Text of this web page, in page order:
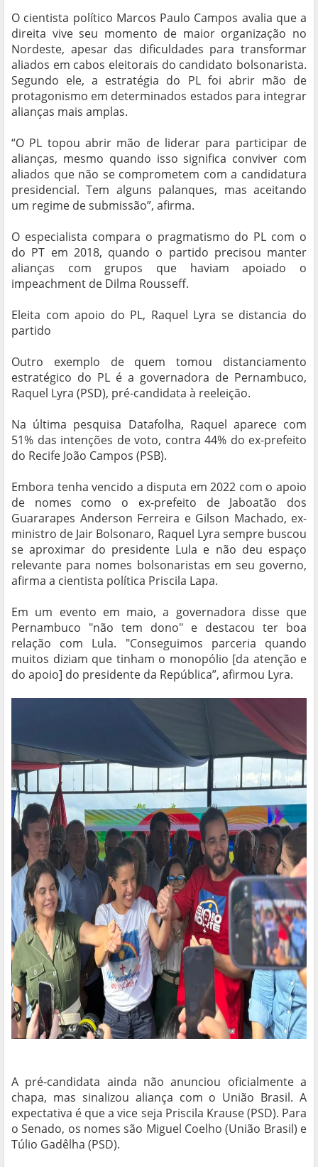
O cientista político Marcos Paulo Campos avalia que a
direita vive seu momento de maior organização no
Nordeste, apesar das dificuldades para transformar
aliados em cabos eleitorais do candidato bolsonarista.
Segundo ele, a estratégia do PL foi abrir mão de
protagonismo em determinados estados para integrar
alianças mais amplas.
“O PL topou abrir mão de liderar para participar de
alianças, mesmo quando isso significa conviver com
aliados que não se comprometem com a candidatura
presidencial. Tem alguns palanques, mas aceitando
um regime de submissão”, afirma.
O especialista compara o pragmatismo do PL com o
do PT em 2018, quando o partido precisou manter
alianças com grupos que haviam apoiado o
impeachment de Dilma Rousseff.
Eleita com apoio do PL, Raquel Lyra se distancia do
partido
Outro exemplo de quem tomou distanciamento
estratégico do PL é a governadora de Pernambuco,
Raquel Lyra (PSD), pré-candidata à reeleição.
Na última pesquisa Datafolha, Raquel aparece com
51% das intenções de voto, contra 44% do ex-prefeito
do Recife João Campos (PSB).
Embora tenha vencido a disputa em 2022 com o apoio
de nomes como o ex-prefeito de Jaboatão dos
Guararapes Anderson Ferreira e Gilson Machado, ex-
ministro de Jair Bolsonaro, Raquel Lyra sempre buscou
se aproximar do presidente Lula e não deu espaço
relevante para nomes bolsonaristas em seu governo,
afirma a cientista política Priscila Lapa.
Em um evento em maio, a governadora disse que
Pernambuco "não tem dono" e destacou ter boa
relação com Lula. "Conseguimos parceria quando
muitos diziam que tinham o monopólio [da atenção e
do apoio] do presidente da República”, afirmou Lyra.
A pré-candidata ainda não anunciou oficialmente a
chapa, mas sinalizou aliança com o União Brasil. A
expectativa é que a vice seja Priscila Krause (PSD). Para
o Senado, os nomes são Miguel Coelho (União Brasil) e
Túlio Gadêlha (PSD).